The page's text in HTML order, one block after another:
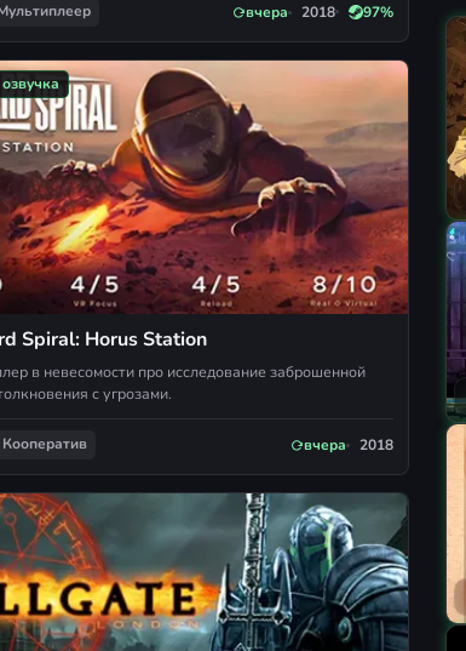
вчера 2018 97%
Spiral: Horus Station
в невесомости про исследование заброшенной
с угрозами.
Кооператив вчера 2018